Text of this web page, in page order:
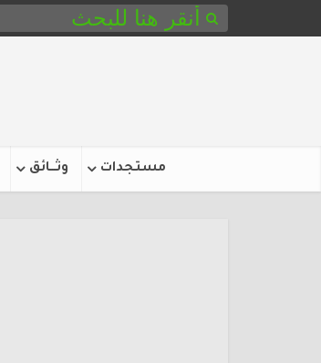
مستجدات وثـــائق